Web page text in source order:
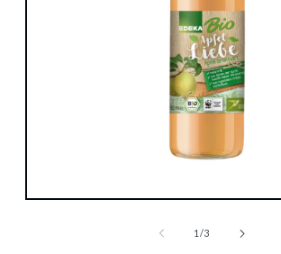
1 /von
3